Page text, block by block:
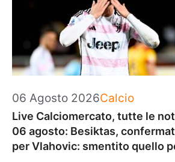
06 Agosto 2026Categorie
Calcio
Live Calciomercato, tutte le
06 agosto: Besiktas,
per Vlahovic: smentito quello